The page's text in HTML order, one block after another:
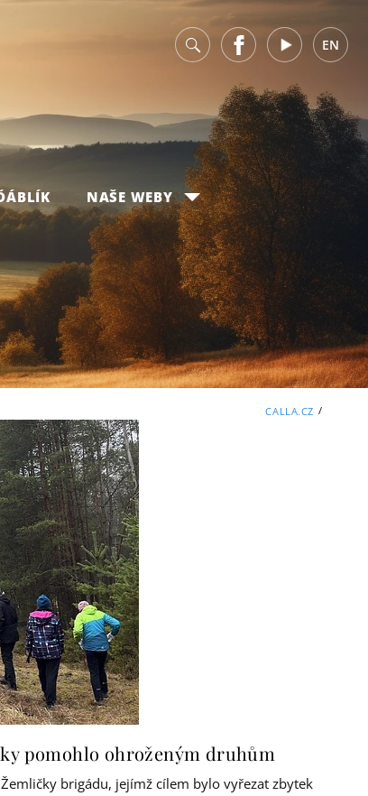
v FacebookYoutube EN
NAŠE WEBY
CALLA.CZ /
pomohlo ohroženým druhům
brigádu, jejímž cílem bylo vyřezat zbytek